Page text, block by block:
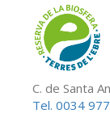
C. de Santa
Tel. 0034